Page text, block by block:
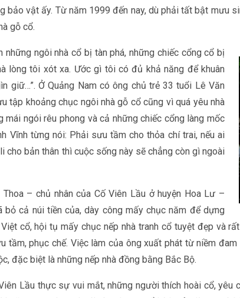
bảo vật ấy. Từ năm 1999 đến nay, dù phải tất bật mưu
gỗ cổ.
những ngôi nhà cổ bị tàn phá, những chiếc cổng cổ bị
lòng tôi xót xa. Ước gì tôi có đủ khả năng để khuân
giữ…”. Ở Quảng Nam có ông chủ trẻ 33 tuổi Lê Văn
tập khoảng chục ngôi nhà gỗ cổ cũng vì quá yêu nhà
mái ngói rêu phong và cả những chiếc cổng làng mốc
Vĩnh từng nói: Phải sưu tầm cho thỏa chí trai, nếu ai
cho bản thân thì cuộc sống này sẽ chẳng còn gì ngoài
Thoa – chủ nhân của Cố Viên Lầu ở huyện Hoa Lư –
bỏ cả núi tiền của, dày công mấy chục năm để dựng
cổ, hội tụ mấy chục nếp nhà tranh cổ tuyệt đẹp và
tầm, phục chế. Việc làm của ông xuất phát từ niềm
đặc biệt là những nếp nhà đồng bằng Bắc Bộ.
Lầu thực sự vui mắt, những người thích hoài cổ, yêu